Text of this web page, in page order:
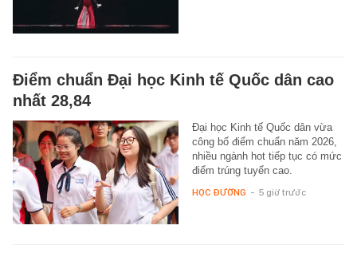
Điểm chuẩn Đại học Kinh tế Quốc dân cao
nhất 28,84
Đại học Kinh tế Quốc dân vừa
công bố điểm chuẩn năm 2026,
nhiều ngành hot tiếp tục có mức
điểm trúng tuyển cao.
HỌC ĐƯỜNG - 5 giờ trước